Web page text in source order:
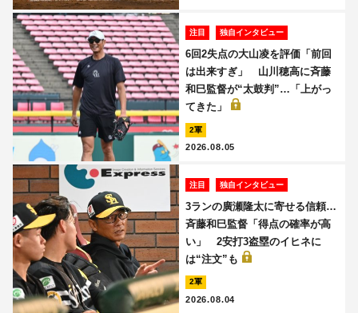
注目 独自インタビュー
6回2失点の大山凌を評価「前回
は出来すぎ」 山川穂高に斉藤
和巳監督が“太鼓判”…「上がっ
てきた」
2軍
2026.08.05
注目 独自インタビュー
3ランの廣瀬隆太に寄せる信頼…
斉藤和巳監督「得点の確率が高
い」 2安打3盗塁のイヒネに
は“注文”も
2軍
2026.08.04